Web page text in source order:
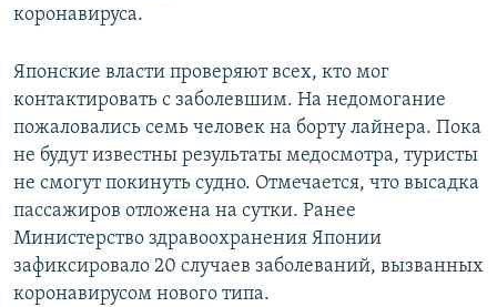
коронавируса.
Японские власти проверяют всех, кто мог
контактировать с заболевшим. На недомогание
пожаловались семь человек на борту лайнера. Пока
не будут известны результаты медосмотра, туристы
не смогут покинуть судно. Отмечается, что высадка
пассажиров отложена на сутки. Ранее
Министерство здравоохранения Японии
зафиксировало 20 случаев заболеваний, вызванных
коронавирусом нового типа.